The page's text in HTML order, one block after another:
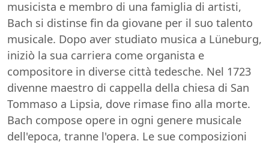
musicista e membro di una famiglia di artisti,
Bach si distinse fin da giovane per il suo talento
musicale. Dopo aver studiato musica a Lüneburg,
iniziò la sua carriera come organista e
compositore in diverse città tedesche. Nel 1723
divenne maestro di cappella della chiesa di San
Tommaso a Lipsia, dove rimase fino alla morte.
Bach compose opere in ogni genere musicale
dell'epoca, tranne l'opera. Le sue composizioni